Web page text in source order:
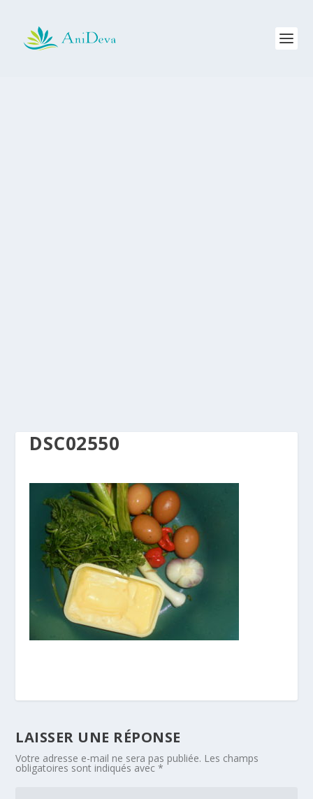
DSC02550
LAISSER UNE RÉPONSE
Votre adresse e-mail ne sera pas publiée. Les champs
obligatoires sont indiqués avec*